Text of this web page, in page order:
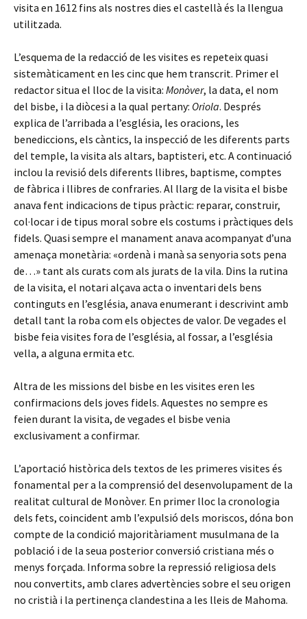
visita en 1612 fins als nostres dies el castellà és la llengua
utilitzada.
L’esquema de la redacció de les visites es repeteix quasi
sistemàticament en les cinc que hem transcrit. Primer el
redactor situa el lloc de la visita: Monòver, la data, el nom
del bisbe, i la diòcesi a la qual pertany: Oriola. Després
explica de l’arribada a l’església, les oracions, les
benediccions, els càntics, la inspecció de les diferents parts
del temple, la visita als altars, baptisteri, etc. A continuació
inclou la revisió dels diferents llibres, baptisme, comptes
de fàbrica i llibres de confraries. Al llarg de la visita el bisbe
anava fent indicacions de tipus pràctic: reparar, construir,
col·locar i de tipus moral sobre els costums i pràctiques dels
fidels. Quasi sempre el manament anava acompanyat d’una
amenaça monetària: «ordenà i manà sa senyoria sots pena
de…» tant als curats com als jurats de la vila. Dins la rutina
de la visita, el notari alçava acta o inventari dels bens
continguts en l’església, anava enumerant i descrivint amb
detall tant la roba com els objectes de valor. De vegades el
bisbe feia visites fora de l’església, al fossar, a l’església
vella, a alguna ermita etc.
Altra de les missions del bisbe en les visites eren les
confirmacions dels joves fidels. Aquestes no sempre es
feien durant la visita, de vegades el bisbe venia
exclusivament a confirmar.
L’aportació històrica dels textos de les primeres visites és
fonamental per a la comprensió del desenvolupament de la
realitat cultural de Monòver. En primer lloc la cronologia
dels fets, coincident amb l’expulsió dels moriscos, dóna bon
compte de la condició majoritàriament musulmana de la
població i de la seua posterior conversió cristiana més o
menys forçada. Informa sobre la repressió religiosa dels
nou convertits, amb clares advertències sobre el seu origen
no cristià i la pertinença clandestina a les lleis de Mahoma.